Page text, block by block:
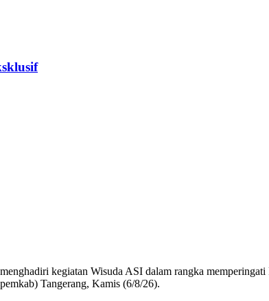
kegiatan Wisuda ASI dalam rangka
Tangerang, Kamis (6/8/26).